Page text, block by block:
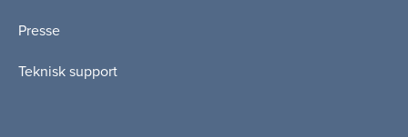
Presse
Teknisk support